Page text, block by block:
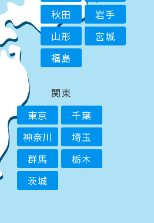
秋田
岩手
山形
宮城
福島
関東
東京
千葉
神奈川
埼玉
群馬
栃木
茨城